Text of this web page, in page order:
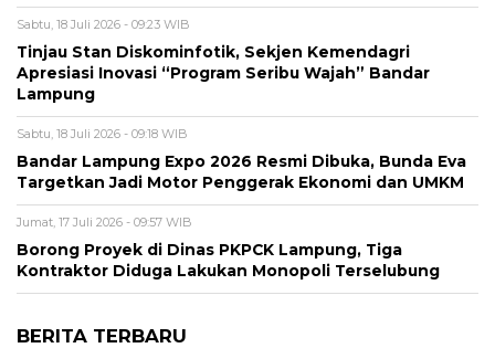
Sabtu, 18 Juli 2026 - 09:23 WIB
Tinjau Stan Diskominfotik, Sekjen Kemendagri
Apresiasi Inovasi “Program Seribu Wajah” Bandar
Lampung
Sabtu, 18 Juli 2026 - 09:18 WIB
Bandar Lampung Expo 2026 Resmi Dibuka, Bunda Eva
Targetkan Jadi Motor Penggerak Ekonomi dan UMKM
Jumat, 17 Juli 2026 - 09:57 WIB
Borong Proyek di Dinas PKPCK Lampung, Tiga
Kontraktor Diduga Lakukan Monopoli Terselubung
BERITA TERBARU